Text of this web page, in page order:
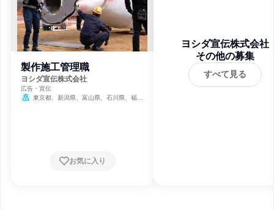
製作施工管理職
ヨシダ宣伝株式会社
広告・宣伝
東京都、新潟県、富山県、石川県、福井
お気に入り
ヨシダ宣伝株式会社
その他の募集
すべて見る